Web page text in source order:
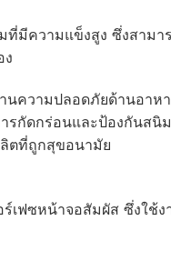
ที่มีความแข็งสูง ซึ่งสา
นความปลอดภัยด้านอาห
รกัดกร่อนและป้องกัน
ตที่ถูกสุขอนามัย
ฟซหน้าจอสัมผัส ซึ่งใช้